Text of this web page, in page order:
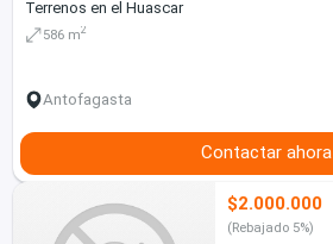
Terrenos en el Huascar
586 m2
Antofagasta
Contactar ahora
$2.000.000
(Rebajado 5%)